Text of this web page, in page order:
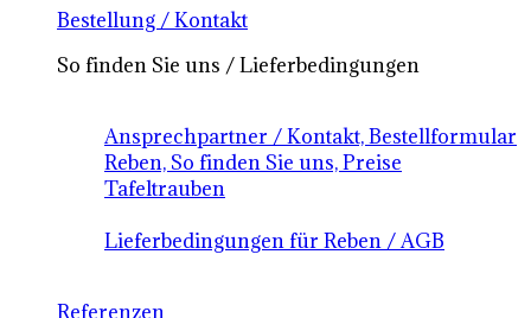
Bestellung / Kontakt
So finden Sie uns / Lieferbedingungen
Ansprechpartner / Kontakt, Bestellformular
Reben, So finden Sie uns, Preise
Tafeltrauben
Lieferbedingungen für Reben / AGB
Referenzen